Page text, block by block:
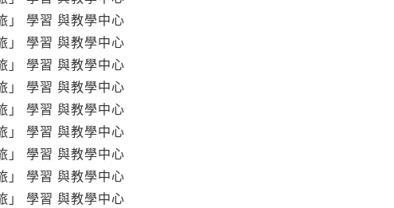
」 學習 與教學中心
」 學習 與教學中心
」 學習 與教學中心
」 學習 與教學中心
」 學習 與教學中心
」 學習 與教學中心
」 學習 與教學中心
」 學習 與教學中心
」 學習 與教學中心